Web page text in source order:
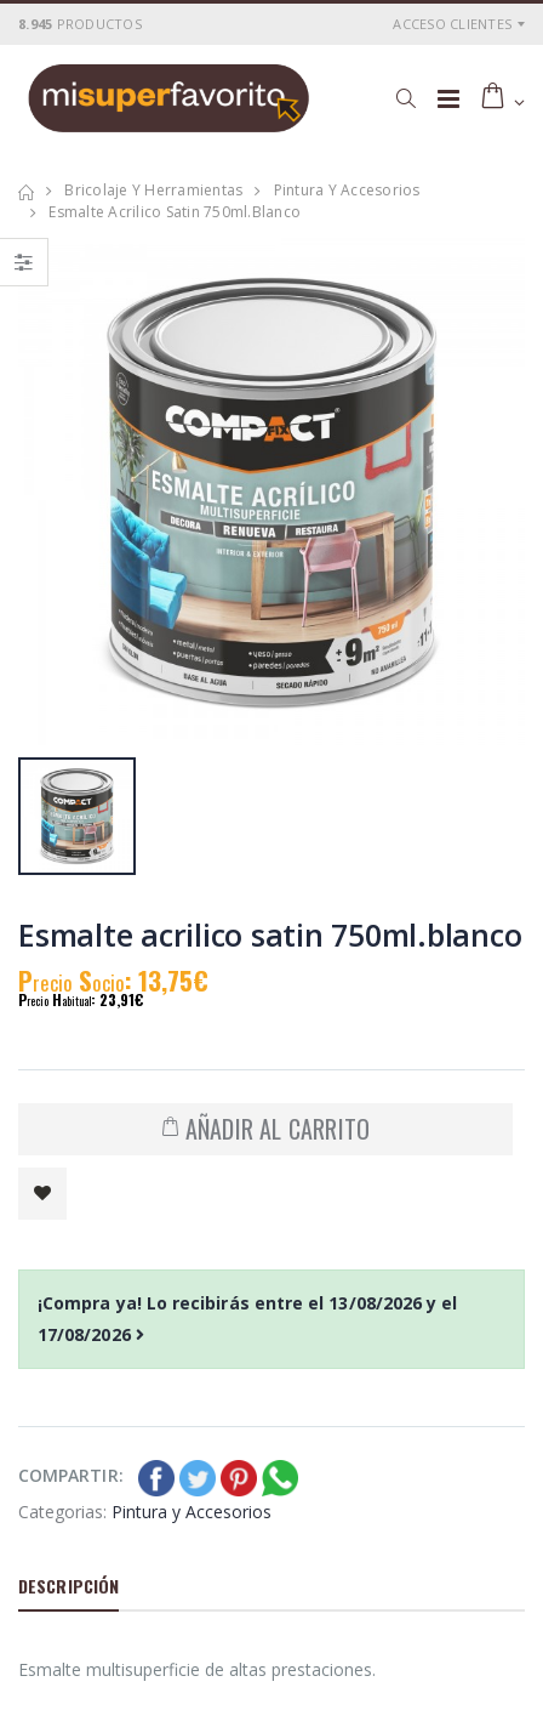
8.945 PRODUCTOS ACCESO CLIENTES
Bricolaje Y Herramientas
Pintura Y Accesorios
Esmalte Acrilico Satin 750ml.blanco
Esmalte acrilico satin 750ml.blanco
Precio Socio: 13,75€
Precio Habitual: 23,91€
AÑADIR AL CARRITO
¡Compra ya! Lo recibirás entre el 13/08/2026y el
17/08/2026
COMPARTIR:
Categorias: Pintura y Accesorios
DESCRIPCIÓN
Esmalte multisuperficie de altas prestaciones.
Decapante cobre
gel compact 125
recioSocio: 8,83€
Habitual: 14,75€
Adhesivo
soldadura met.frio
30min. n21
recioSocio : 8,23€
Habitual : 13,59€
Adhesivo
soldadura met.frio
5min. n27
PrecioSocio: 8,23€
PrecioHabitual : 13,59€
Cola blanca
madera 500gr.
PrecioSocio : 5,78€
P recioHabitual: 9,97€